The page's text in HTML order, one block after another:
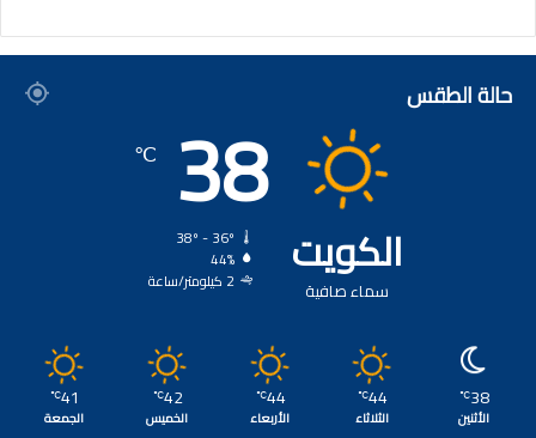
حالة الطقس
الكويت
سماء صافية
38
℃
44%
2 كيلومتر/ساعة
38
℃
الأثنين
44
℃
الثلاثاء
44
℃
الأربعاء
42
℃
الخميس
41
℃
الجمعة